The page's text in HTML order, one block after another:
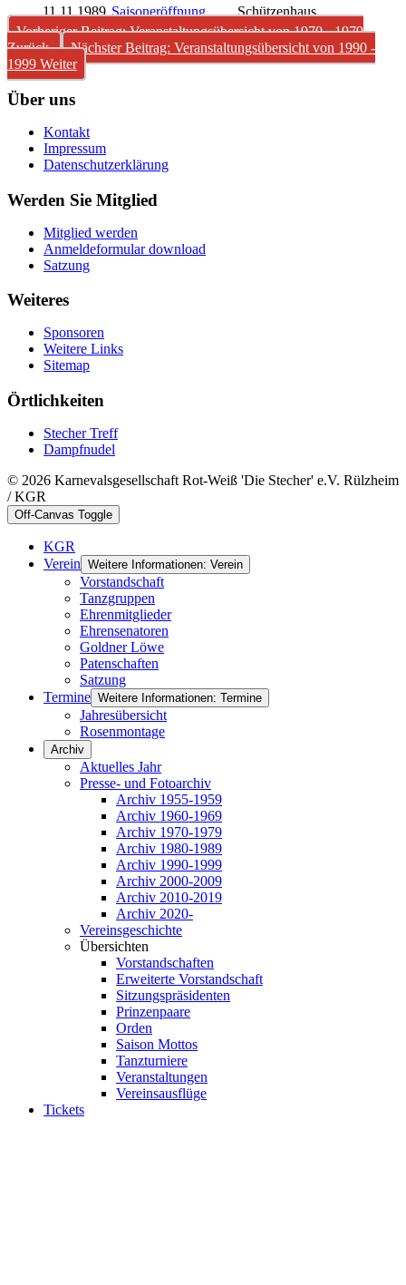
11.11.1989 Saisoneröffnung
Schützenhaus
Vorheriger Beitrag: Veranstaltungsübersicht von 1970 - 1979
Zurück
Nächster Beitrag: Veranstaltungsübersicht von 1990 -
1999 Weiter
Über uns
Kontakt
Impressum
Datenschutzerklärung
Werden Sie Mitglied
Mitglied werden
Anmeldeformular download
Satzung
Weiteres
Sponsoren
Weitere Links
Sitemap
Örtlichkeiten
Stecher Treff
Dampfnudel
© 2026 Karnevalsgesellschaft Rot-Weiß 'Die Stecher' e.V. Rülzheim
/ KGR
Off-Canvas Toggle
KGR
Verein Weitere Informationen: Verein
Vorstandschaft
Tanzgruppen
Ehrenmitglieder
Ehrensenatoren
Goldner Löwe
Patenschaften
Satzung
Termine Weitere Informationen: Termine
Jahresübersicht
Rosenmontage
Archiv
Aktuelles Jahr
Presse- und Fotoarchiv
Archiv 1955-1959
Archiv 1960-1969
Archiv 1970-1979
Archiv 1980-1989
Archiv 1990-1999
Archiv 2000-2009
Archiv 2010-2019
Archiv 2020-
Vereinsgeschichte
Übersichten
Vorstandschaften
Erweiterte Vorstandschaft
Sitzungspräsidenten
Prinzenpaare
Orden
Saison Mottos
Tanzturniere
Veranstaltungen
Vereinsausflüge
Tickets